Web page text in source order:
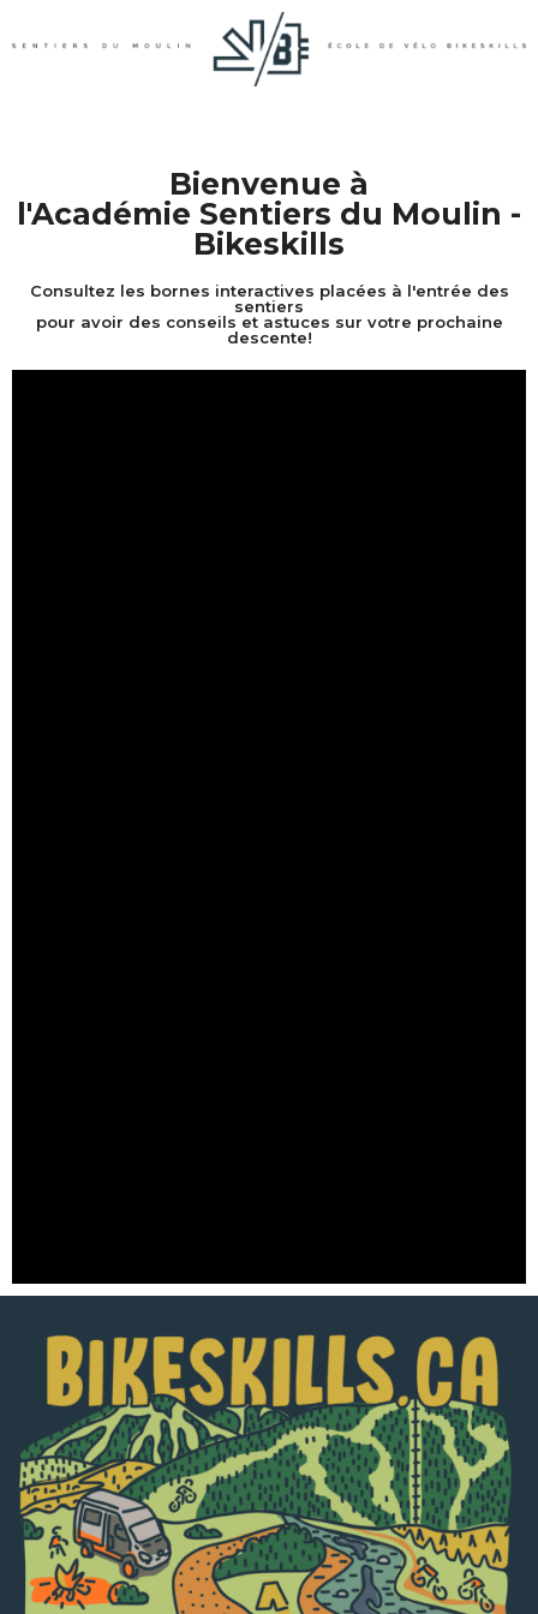
Bienvenue à
l'Académie Sentiers du Moulin -
Bikeskills
Consultez les bornes interactives placées à l'entrée des
sentiers
pour avoir des conseils et astuces sur votre prochaine
descente!